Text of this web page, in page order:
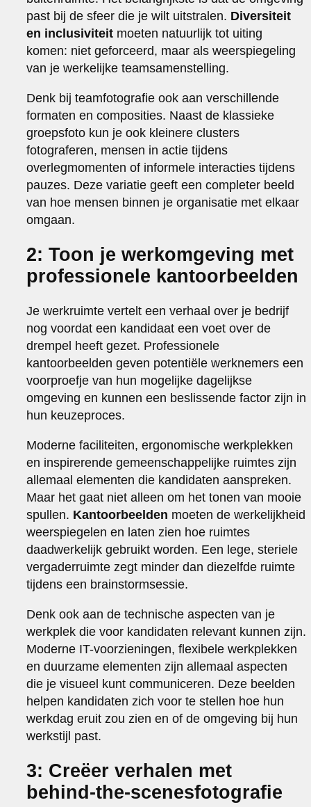
past bij de sfeer die je wilt uitstralen. Diversiteit
en inclusiviteit moeten natuurlijk tot uiting
komen: niet geforceerd, maar als weerspiegeling
van je werkelijke teamsamenstelling.
Denk bij teamfotografie ook aan verschillende
formaten en composities. Naast de klassieke
groepsfoto kun je ook kleinere clusters
fotograferen, mensen in actie tijdens
overlegmomenten of informele interacties tijdens
pauzes. Deze variatie geeft een completer beeld
van hoe mensen binnen je organisatie met elkaar
omgaan.
2: Toon je werkomgeving met
professionele kantoorbeelden
Je werkruimte vertelt een verhaal over je bedrijf
nog voordat een kandidaat een voet over de
drempel heeft gezet. Professionele
kantoorbeelden geven potentiële werknemers een
voorproefje van hun mogelijke dagelijkse
omgeving en kunnen een beslissende factor zijn in
hun keuzeproces.
Moderne faciliteiten, ergonomische werkplekken
en inspirerende gemeenschappelijke ruimtes zijn
allemaal elementen die kandidaten aanspreken.
Maar het gaat niet alleen om het tonen van mooie
spullen. Kantoorbeelden moeten de werkelijkheid
weerspiegelen en laten zien hoe ruimtes
daadwerkelijk gebruikt worden. Een lege, steriele
vergaderruimte zegt minder dan diezelfde ruimte
tijdens een brainstormsessie.
Denk ook aan de technische aspecten van je
werkplek die voor kandidaten relevant kunnen zijn.
Moderne IT-voorzieningen, flexibele werkplekken
en duurzame elementen zijn allemaal aspecten
die je visueel kunt communiceren. Deze beelden
helpen kandidaten zich voor te stellen hoe hun
werkdag eruit zou zien en of de omgeving bij hun
werkstijl past.
3: Creëer verhalen met
behind-the-scenesfotografie